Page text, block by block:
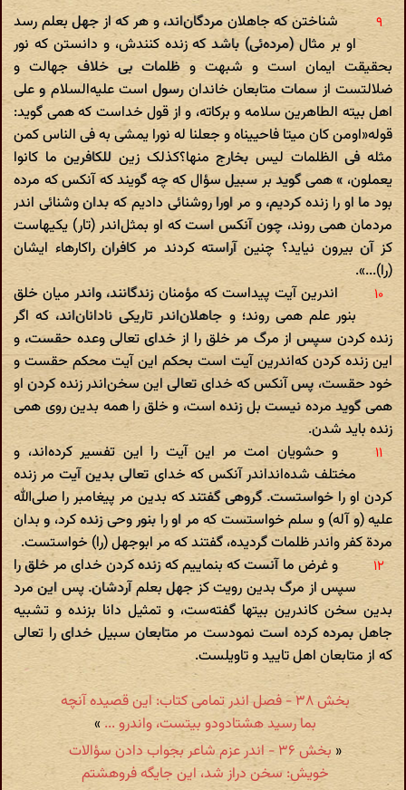
شناختن که جاهلان مردگان‌اند، و هر که از جهل بعلم رسد
او بر مثال (مرده‌ئی) باشد که زنده کنندش، و دانستن که نور
بحقیقت ایمان است و شبهت و ظلمات بی خلاف جهالت و
ضلالتست از سمات متابعان خاندان رسول است علیه‌السلام و علی
اهل بیته الطاهرین سلامه و برکاته، و از قول خداست که همی گوید:
قوله«اومن کان میتا فاحییناه و جعلنا له نورا یمشی به فی الناس کمن
مثله فی الظلمات لیس بخارج منها؟کذلک زین للکافرین ما کانوا
یعملون، » همی گوید بر سبیل سؤال که چه گویند که آنکس که مرده
بود ما او را زنده کردیم، و مر اورا روشنائی دادیم که بدان وشنائی ‌اندر
مردمان همی روند، چون آنکس است که او بمثل‌اندر (تار) یکیهاست
کز آن بیرون نیاید؟ چنین آراسته کردند مر کافران راکارهاء ایشان
(را)...».
‌اندرین آیت پیداست که مؤمنان زندگانند، و‌اندر میان خلق
بنور علم همی روند؛ و جاهلان‌اندر تاریکی نادانان‌اند، که اگر
زنده کردن سپس از مرگ مر خلق را از خدای تعالی وعده حقست، و
این زنده کردن که‌اندرین آیت است بحکم این آیت محکم حقست و
خود حقست، پس آنکس که خدای تعالی این سخن‌اندر زنده کردن او
همی گوید مرده نیست بل زنده است، و خلق را همه بدین روی همی
زنده باید شدن.
و حشویان امت مر این آیت را این تفسیر کرده‌اند، و
مختلف شده‌اند‌اندر آنکس که خدای تعالی بدین آیت مر زنده
کردن او را خواستست. گروهی گفتند که بدین مر پیغامبر را صلی‌الله
علیه (و آله) و سلم خواستست که مر او را بنور وحی زنده کرد، و بدان
مردة کفر و‌اندر ظلمات گردیده، گفتند که مر ابوجهل (را) خواستست.
و غرض ما آنست که بنماییم که زنده کردن خدای مر خلق را
سپس از مرگ بدین رویت کز جهل بعلم آردشان. پس این مرد
بدین سخن کاندرین بیتها گفته‌ست، و تمثیل دانا بزنده و تشبیه
جاهل بمرده کرده است نمودست مر متابعان سبیل خدای را تعالی
که از متابعان اهل تایید و تاویلست.
بخش ۳۸ - فصل اندر تمامی کتاب: این قصیده آنچه
بما رسید هشتادودو بیتست، و‌اندرو ... »
«
بخش ۳۶ - اندر عزم شاعر بجواب دادن سؤالات
خویش: سخن دراز شد، این جایگه فروهشتم